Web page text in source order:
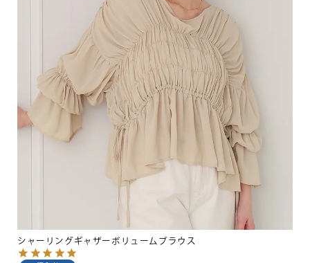
シャーリングギャザーボリュームブラウス